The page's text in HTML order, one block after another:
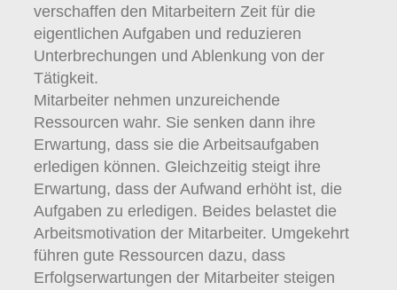
verschaffen den Mitarbeitern Zeit für die
eigentlichen Aufgaben und reduzieren
Unterbrechungen und Ablenkung von der
Tätigkeit.
Mitarbeiter nehmen unzureichende
Ressourcen wahr. Sie senken dann ihre
Erwartung, dass sie die Arbeitsaufgaben
erledigen können. Gleichzeitig steigt ihre
Erwartung, dass der Aufwand erhöht ist, die
Aufgaben zu erledigen. Beides belastet die
Arbeitsmotivation der Mitarbeiter. Umgekehrt
führen gute Ressourcen dazu, dass
Erfolgserwartungen der Mitarbeiter steigen